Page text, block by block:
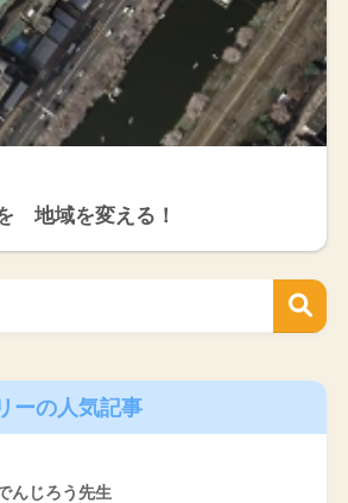
地域を変える！
ーの人気記事
んじろう先生